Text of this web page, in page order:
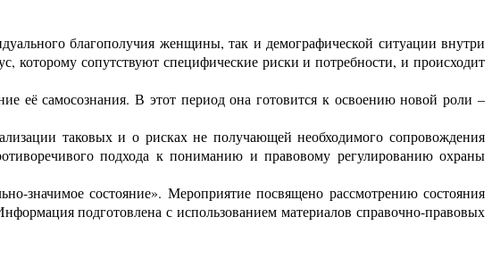
благополучия женщины, так и демографической ситуации внутри
которому сопутствуют специфические риски и потребности, и происходит
её самосознания. В этот период она готовится к освоению новой роли –
таковых и о рисках не получающей необходимого сопровождения
подхода к пониманию и правовому регулированию охраны
значимое состояние». Мероприятие посвящено рассмотрению состояния
подготовлена с использованием материалов справочно-правовых